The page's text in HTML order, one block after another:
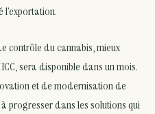
l’exportation.
contrôle du cannabis, mieux
sera disponible dans un mois.
et de modernisation de
progresser dans les solutions qui